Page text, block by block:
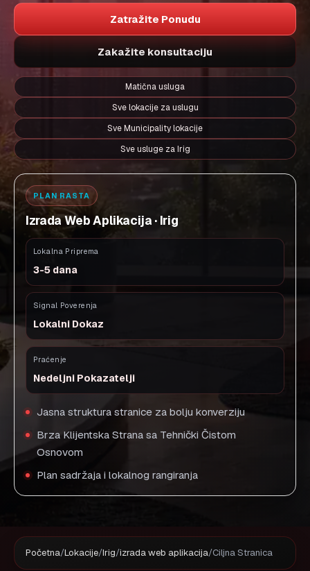
Zatražite Ponudu
Zakažite konsultaciju
Matična usluga
Sve lokacije za uslugu
Sve Municipality lokacije
Sve usluge za Irig
PLAN RASTA
Izrada Web Aplikacija · Irig
Lokalna Priprema
3-5 dana
Signal Poverenja
Lokalni Dokaz
Praćenje
Nedeljni Pokazatelji
Jasna struktura stranice za bolju konverziju
Brza Klijentska Strana sa Tehnički Čistom
Osnovom
Plan sadržaja i lokalnog rangiranja
Početna/Lokacije/Irig/izrada web aplikacija/Ciljna Stranica